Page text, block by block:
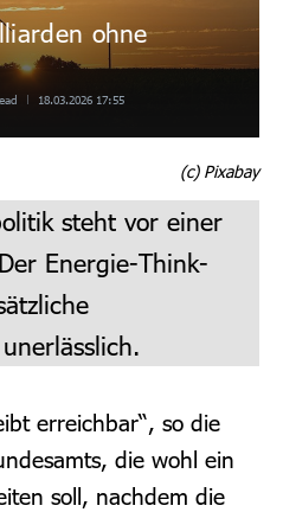
ohne
18.03.2026 17:55
(c) Pixabay
steht vor einer
Energie-Think-
erreichbar“, so die
die wohl ein
soll, nachdem die